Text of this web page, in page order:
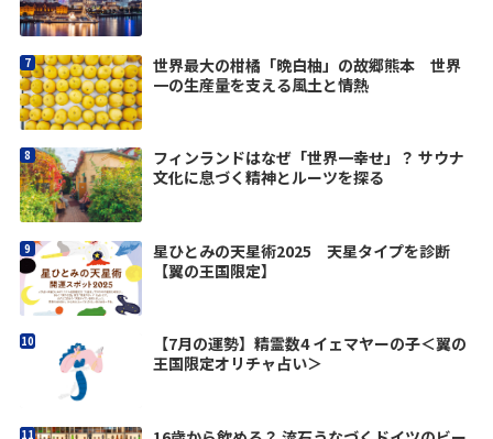
世界最大の柑橘「晩白柚」の故郷熊本 世界
一の生産量を支える風土と情熱
フィンランドはなぜ「世界一幸せ」？ サウナ
文化に息づく精神とルーツを探る
星ひとみの天星術2025 天星タイプを診断
【翼の王国限定】
【7月の運勢】精霊数4 イェマヤーの子＜翼の
王国限定オリチャ占い＞